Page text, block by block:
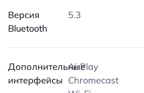
(FLAC; ALAC; LC3)
Эко-корпус (74%
free).
Версия
Bluetooth
5.3
Дополнительные
интерфейсы
AirPlay
Chromecast